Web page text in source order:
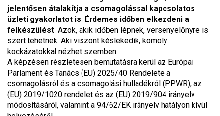
jelentősen átalakítja a csomagolással kapcsolatos
üzleti gyakorlatot is. Érdemes időben elkezdeni a
felkészülést. Azok, akik időben lépnek, versenyelőnyre is
szert tehetnek. Aki viszont késlekedik, komoly
kockázatokkal nézhet szemben.
A képzésen részletesen bemutatásra kerül az Európai
Parlament és Tanács (EU) 2025/40 Rendelete a
csomagolásról és a csomagolási hulladékról (PPWR), az
(EU) 2019/1020 rendelet és az (EU) 2019/904 irányelv
módosításáról, valamint a 94/62/EK irányelv hatályon kívül